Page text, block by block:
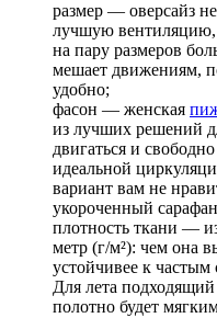
размер — оверсайз
лучшую вентиляцию,
на пару размеров
мешает движениям,
удобно;
фасон — женская
из лучших решений
двигаться и
идеальной
вариант вам не
укороченный
плотность ткани —
метр (г/м²): чем она
устойчивее к частым
Для лета
полотно будет